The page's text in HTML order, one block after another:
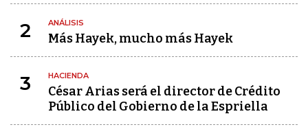
2 ANÁLISIS
Más Hayek, mucho más Hayek
3 HACIENDA
César Arias será el director de Crédito
Público del Gobierno de la Espriella